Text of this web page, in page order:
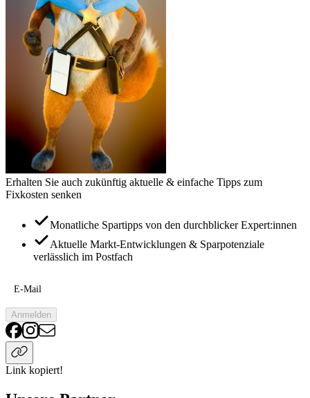
Erhalten Sie auch zukünftig aktuelle & einfache Tipps zum
Fixkosten senken
Monatliche Spartipps von den durchblicker Expert:innen
Aktuelle Markt-Entwicklungen & Sparpotenziale
verlässlich im Postfach
E-Mail
Anmelden
Link kopiert!